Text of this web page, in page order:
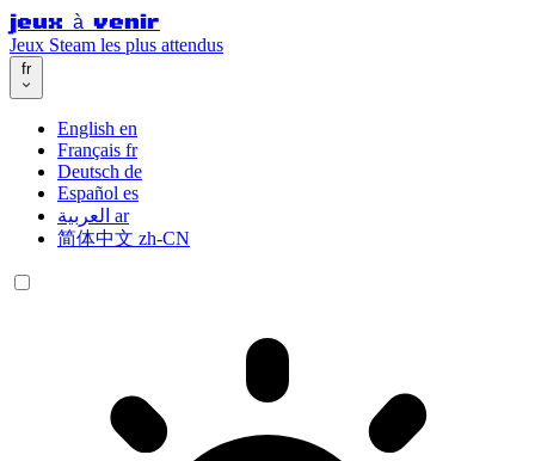
jeux à venir
Jeux Steam les plus attendus
fr
English en
Français fr
Deutsch de
Español es
العربية ar
简体中文 zh-CN